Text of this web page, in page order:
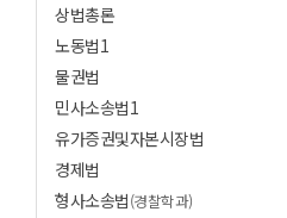
상법총론
노동법1
물권법
민사소송법1
유가증권및자본시장법
경제법
형사소송법(경찰학과)